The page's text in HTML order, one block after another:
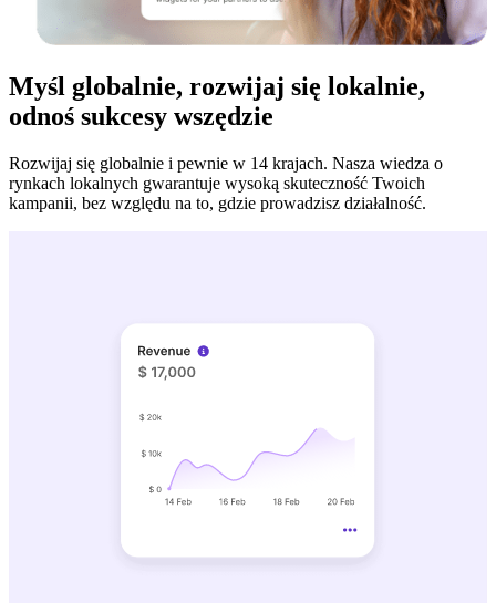
Myśl globalnie, rozwijaj się lokalnie,
odnoś sukcesy wszędzie
Rozwijaj się globalnie i pewnie w 14 krajach. Nasza wiedza o
rynkach lokalnych gwarantuje wysoką skuteczność Twoich
kampanii, bez względu na to, gdzie prowadzisz działalność.